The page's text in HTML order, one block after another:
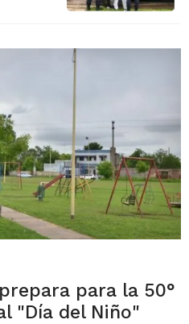
para la 50°
"Día del Niño"